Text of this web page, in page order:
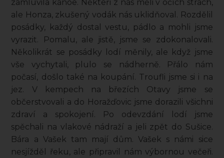
zamluvila kánoe. Někteří z nás měli v očích strach,
ale Honza, zkušený vodák nás uklidňoval. Rozdělil
posádky, každý dostal vestu, pádlo a mohli jsme
vyrazit. Pomalu, ale jistě, jsme se zdokonalovali.
Několikrát se posádky lodí měnily, ale když jsme
vše vychytali, plulo se nádherně. Přálo nám
počasí, došlo také na koupání. Troufli jsme si i na
jez. V kempech na březích Otavy jsme se
občerstvovali a do Horažďovic jsme dorazili všichni
zdraví a spokojení. Po odevzdání lodí jsme
spěchali na vlakové nádraží a jeli zpět do Sušice.
Bára a Vašek tam mají dům. Vašek s námi sice
nesjížděl řeku, ale připravil nám výbornou večeři.